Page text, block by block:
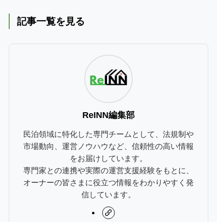
記事一覧を見る
ReINN編集部
民泊領域に特化した専門チームとして、法規制や
市場動向、運営ノウハウなど、信頼性の高い情報
をお届けしています。
専門家との連携や実際の運営支援経験をもとに、
オーナーの皆さまに役立つ情報をわかりやすく発
信しています。